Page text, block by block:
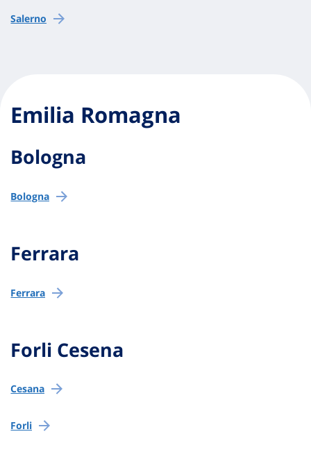
Salerno
Emilia Romagna
Bologna
Bologna
Ferrara
Ferrara
Forli Cesena
Cesana
Forli